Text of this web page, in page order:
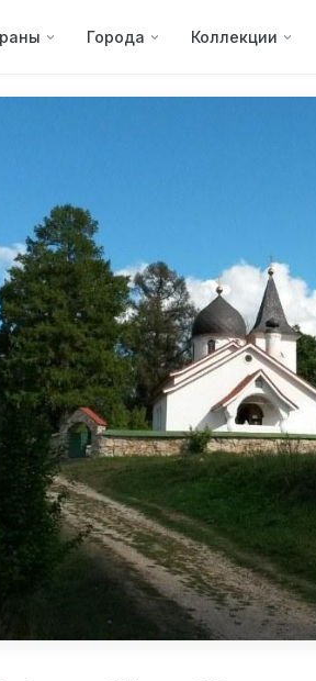
Города Коллекции